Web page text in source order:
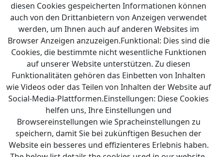
diesen Cookies gespeicherten Informationen können
auch von den Drittanbietern von Anzeigen verwendet
werden, um Ihnen auch auf anderen Websites im
Browser Anzeigen anzuzeigen.Funktional: Dies sind die
Cookies, die bestimmte nicht wesentliche Funktionen
auf unserer Website unterstützen. Zu diesen
Funktionalitäten gehören das Einbetten von Inhalten
wie Videos oder das Teilen von Inhalten der Website auf
Social-Media-Plattformen.Einstellungen: Diese Cookies
helfen uns, Ihre Einstellungen und
Browsereinstellungen wie Spracheinstellungen zu
speichern, damit Sie bei zukünftigen Besuchen der
Website ein besseres und effizienteres Erlebnis haben.